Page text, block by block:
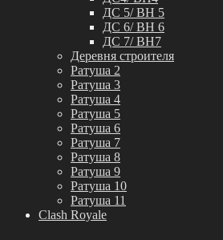
ДС 5/ BH 5
ДС 6/ BH 6
ДС 7/ BH7
Деревня строителя
Ратуша 2
Ратуша 3
Ратуша 4
Ратуша 5
Ратуша 6
Ратуша 7
Ратуша 8
Ратуша 9
Ратуша 10
Ратуша 11
Clash Royale